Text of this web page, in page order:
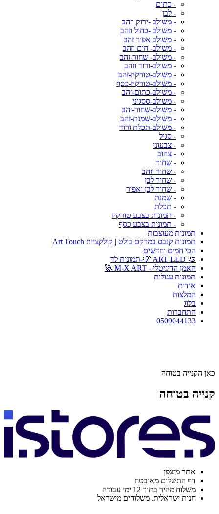
- כתום
- לבן
- משולב -ירוק וזהב
- משולב -כחול וזהב
- משולב אפור זהב
- משולב- חום וזהב
- משולב- שחור-זהב
- משולב-ורוד וזהב
- משולב-טורקיז-זהב
- משולב-טורקיז-כסף
- משולב-כתום-זהב
- משולב-ססגוני
- משולב-שחור-זהב
- משולב-שמנת-זהב
- משולב-תכלת ורוד
- סגול
- צבעוני
- צהוב
- שחור
- שחור וזהב
- שחור לבן
- שחור לבן ואפור
- שמנת
- תכלת
- תמונות בצבע טורקיז
- תמונות בצבע כסף
תמונות מעוצבות
תמונות קנבס במרקם בולט | קולקציית Art Touch
הכי חמים וחדשים
🎨 ART LED 💡-תמונות לד
האמן הדיגיטלי - M-X ART 🚀
תמונות עגולות
אודות
המלצות
בלוג
התחברות
0509044133
כאן הקנייה בטוחה
קנייה בטוחה
אתר מוצפן
דף התשלום מאובטח
משלוח מהיר בתוך 12 ימי עבודה
חנות ישראלית. משלוחים מישראל